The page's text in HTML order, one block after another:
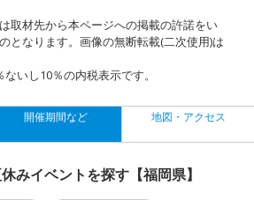
取材先から本ページへの掲載の許諾をい
となります。画像の無断転載(二次使用)は
いし10％の内税表示です。
開催期間など 地図・アクセス
みイベントを探す【福岡県】